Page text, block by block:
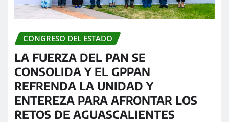
CONGRESO DEL ESTADO
LA FUERZA DEL PAN SE
CONSOLIDA Y EL GPPAN
REFRENDA LA UNIDAD Y
ENTEREZA PARA AFRONTAR LOS
RETOS DE AGUASCALIENTES